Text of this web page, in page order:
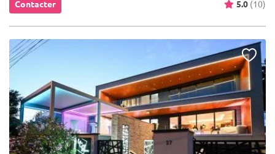
Contacter 5.0 (10)